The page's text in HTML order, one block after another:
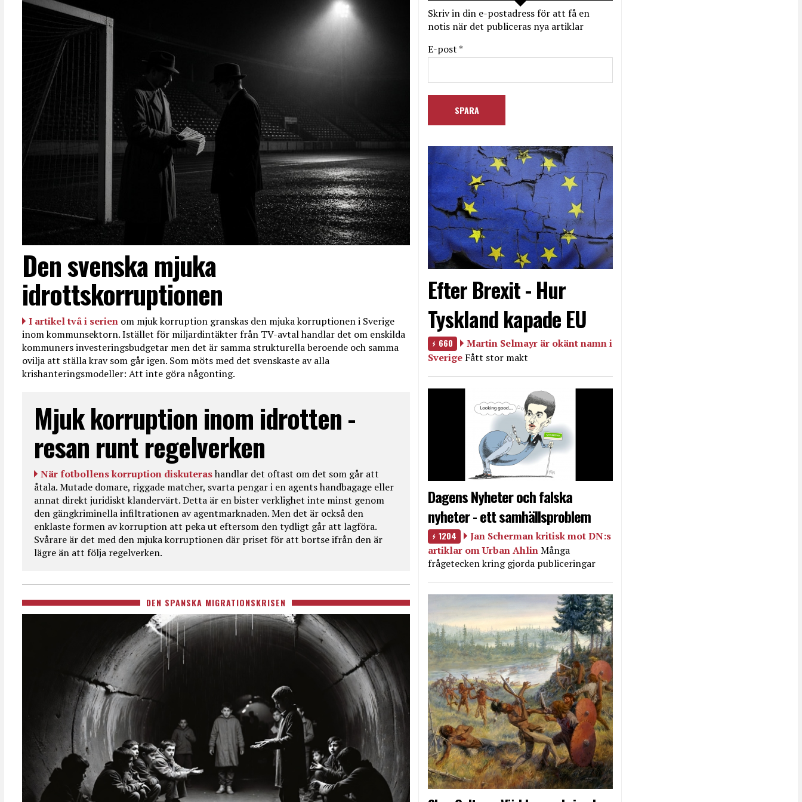
Den svenska mjuka
idrottskorruptionen
I artikel två i serien om mjuk korruption granskas den mjuka korruptionen i Sverige
inom kommunsektorn. Istället för miljardintäkter från TV-avtal handlar det om enskilda
kommuners investeringsbudgetar men det är samma strukturella beroende och samma
ovilja att ställa krav som går igen. Som möts med det svenskaste av alla
krishanteringsmodeller: Att inte göra någonting.
Mjuk korruption inom idrotten -
resan runt regelverken
När fotbollens korruption diskuterashandlar det oftast om det som går att
åtala. Mutade domare, riggade matcher, svarta pengar i en agents handbagage eller
annat direkt juridiskt klandervärt. Detta är en bister verklighet inte minst genom
den gängkriminella infiltrationen av agentmarknaden. Men det är också den
enklaste formen av korruption att peka ut eftersom den tydligt går att lagföra.
Svårare är det med den mjuka korruptionen där priset för att bortse ifrån den är
lägre än att följa regelverken.
DEN SPANSKA MIGRATIONSKRISEN
Skriv in din e-postadress för att få en
notis när det publiceras nya artiklar
E-post *
Efter Brexit - Hur
Tyskland kapade EU
660
Martin Selmayr är okänt namn i
Sverige Fått stor makt
Dagens Nyheter och falska
nyheter - ett samhällsproblem
1204
Jan Scherman kritisk mot DN:s
artiklar om Urban AhlinMånga
frågetecken kring gjorda publiceringar